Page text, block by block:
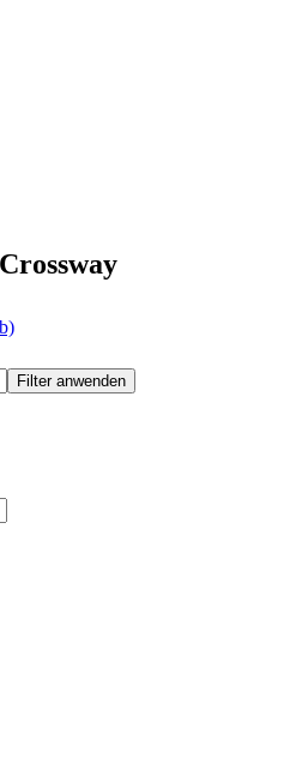
Filter anwenden